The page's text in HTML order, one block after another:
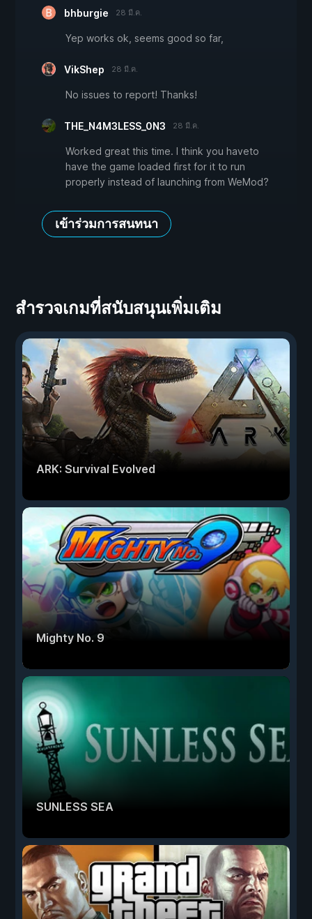
bhburgie 28 มี.ค.
Yep works ok, seems good so far,
VikShep 28 มี.ค.
No issues to report! Thanks!
THE_N4M3LESS_0N3 28 มี.ค.
Worked great this time. I think you haveto
have the game loaded first for it to run
properly instead of launching from WeMod?
เข้าร่วมการสนทนา
สำรวจเกมที่สนับสนุนเพิ่มเติม
ARK: Survival Evolved
Mighty No. 9
SUNLESS SEA